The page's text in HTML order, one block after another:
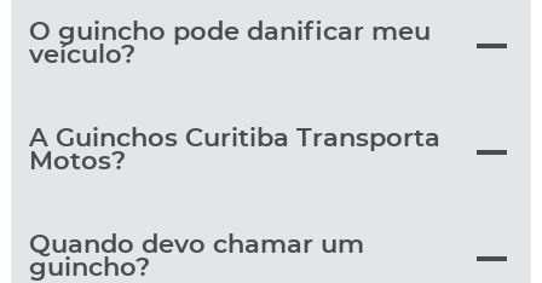
O guincho pode danificar meu
veículo?
A Guinchos Curitiba Transporta
Motos?
Quando devo chamar um
guincho?